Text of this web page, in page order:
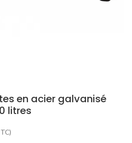
en acier galvanisé
litres